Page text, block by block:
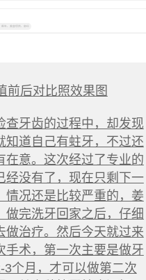
医生、美容项目、部位
前后对比照效果图
查牙齿的过程中，却发现
知道自己有蛀牙，不过还
在意。这次经过了专业的
经没有了，现在只剩下一
情况还是比较严重的，姜
做完洗牙回家之后，仔细
做治疗。然后今天就过来
手术，第一次主要是做牙
个月，才可以做第二次